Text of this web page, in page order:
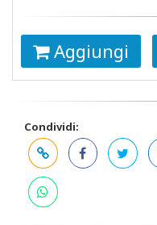
Aggiungi
Condividi: